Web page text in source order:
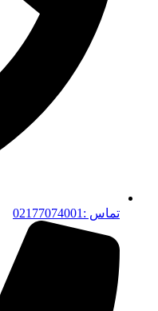
تماس :02177074001